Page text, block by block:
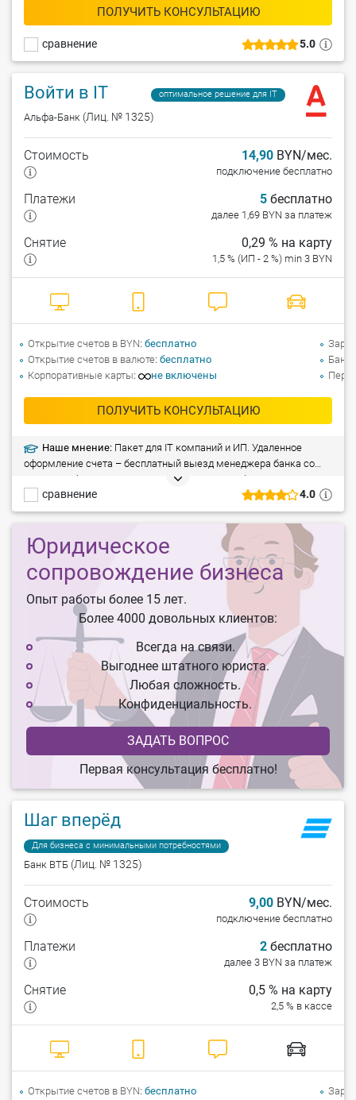
5.0
сравнение
ПОЛУЧИТЬ КОНСУЛЬТАЦИЮ
Войти в IT оптимальное решение для IT
Альфа-Банк (Лиц. № 1325)
4.0
сравнение
Стоимость 14,90 BYN/мес.
подключение бесплатно
Платежи 5 бесплатно
далее 1,69 BYN за платеж
Снятие 0,29 % на карту
1,5 % (ИП - 2 %) min 3 BYN
ПОЛУЧИТЬ КОНСУЛЬТАЦИЮ
Открытие счетов в BYN бесплатно
Открытие счетов в валюте бесплатно
Корпоративные карты
не включены
Наше мнение: Пакет для IT компаний и ИП. Удаленное
оформление счета – бесплатный выезд менеджера банка со
всеми необходимыми документами к вам в офис.
Неограниченное количество корпоративных карт Visa Business.
Покупка валюты онлайн, B2B-сообщество «Клуб Клиентов»,
овердрафт и другие полезные мелочи для бизнеса.
Юридическое
сопровождение бизнеса
Опыт работы более 15 лет.
Более 4000 довольных клиентов:
Всегда на связи.
Выгоднее штатного юриста.
Любая сложность.
Конфиденциальность.
ЗАДАТЬ ВОПРОС
Первая консультация бесплатно!
Шаг вперёд
Для бизнеса с минимальными потребностями
Банк ВТБ (Лиц. № 1325)
Стоимость 9,00 BYN/мес.
подключение бесплатно
Платежи 2 бесплатно
далее 3 BYN за платеж
Снятие 0,5 % на карту
2,5 % в кассе
Открытие счетов в BYN бесплатно